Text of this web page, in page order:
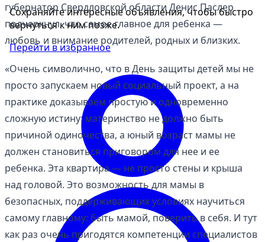
Сохраняйте интересные объявления, чтобы быстро
вернуться к ним позже.
Перейти в избранное
губернатор Свердловской области Денис Паслер
подчеркнул, что самое главное для ребенка —
любовь и внимание родителей, родных и близких.
«Очень символично, что в День защиты детей мы не
просто запускаем новый социальный проект, а на
практике доказываем простую и одновременно
сложную истину: материнство не должно быть
причиной одиночества, а юный возраст мамы не
должен становиться приговором для нее и ее
ребенка. Эта квартира — не просто стены и крыша
над головой. Это возможность для мамы в
безопасных, поддерживающих условиях научиться
самому главному: быть мамой, поверить в себя. И тут
как раз очень пригодятся компетенции специалистов